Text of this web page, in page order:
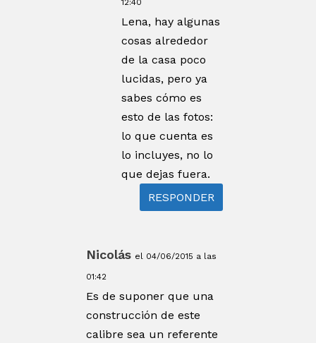
12:40
Lena, hay algunas
cosas alrededor
de la casa poco
lucidas, pero ya
sabes cómo es
esto de las fotos:
lo que cuenta es
lo incluyes, no lo
que dejas fuera.
RESPONDER
Nicolás el 04/06/2015 a las
01:42
Es de suponer que una
construcción de este
calibre sea un referente